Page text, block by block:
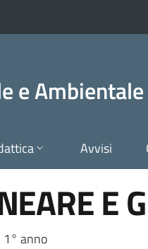
e
Avvisi
E
anno